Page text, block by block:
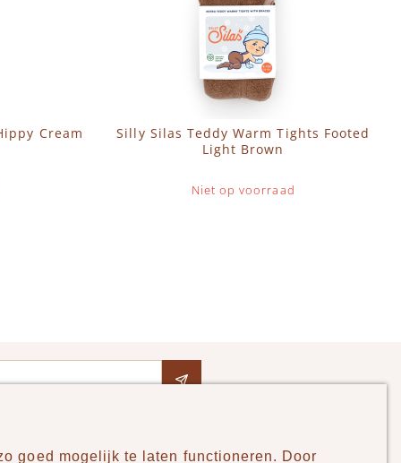
Cream
Silly Silas Teddy Warm Tights Footed
Light Brown
Niet op voorraad
goed mogelijk te laten functioneren. Door